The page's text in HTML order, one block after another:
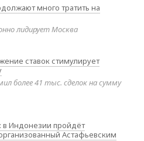
много тратить на
лидирует Москва
ставок стимулирует
более 41 тыс. сделок на сумму
в Индонезии пройдёт
Астафьевским